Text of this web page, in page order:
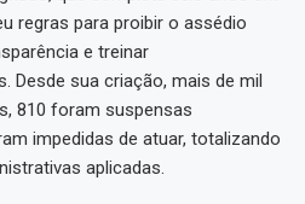
regras para proibir o assédio
e treinar
Desde sua criação, mais de mil
810 foram suspensas
impedidas de atuar, totalizando
aplicadas.